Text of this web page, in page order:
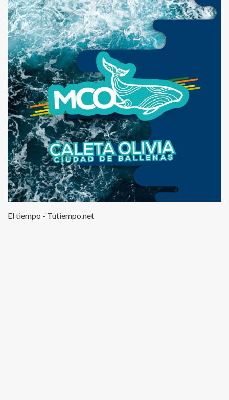
El tiempo - Tutiempo.net